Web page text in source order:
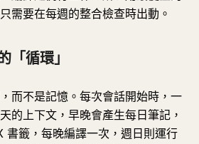
需要在每週的整合檢查時出動。
「循環」
而不是記憶。每次會話開始時，一
的上下文，早晚會產生每日筆記，
書籤，每晚編譯一次，週日則運行